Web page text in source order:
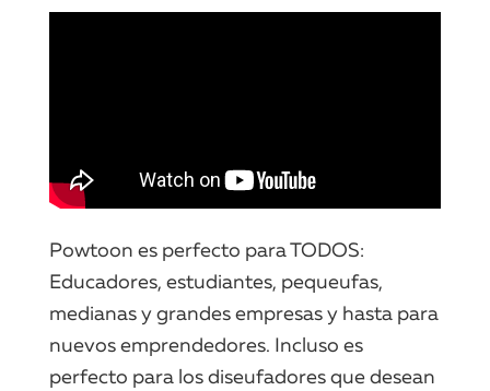
Powtoon es perfecto para TODOS:
Educadores, estudiantes, pequeufas,
medianas y grandes empresas y hasta para
nuevos emprendedores. Incluso es
perfecto para los diseufadores que desean